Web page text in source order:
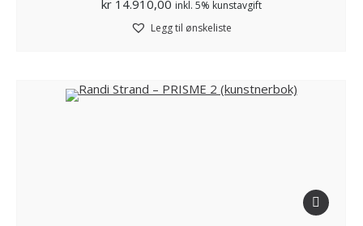
kr14.910,00 inkl. 5% kunstavgift
Legg til ønskeliste